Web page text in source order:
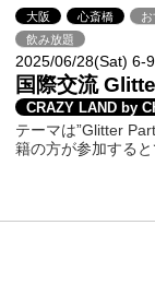
大阪 心斎橋
飲み放題
2025/06/28(Sat) 6-
国際交流
CRAZY LAND by
テーマは”Glitter
籍の方が参加する